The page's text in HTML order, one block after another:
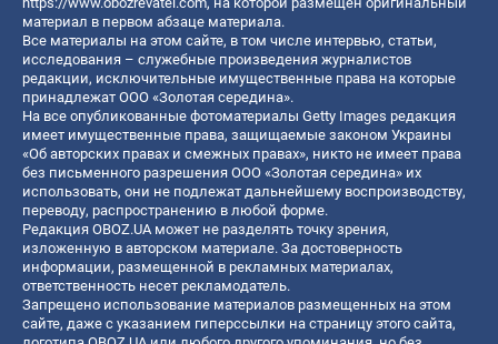
материал в первом абзаце материала.
Все материалы на этом сайте, в том числе интервью, статьи,
исследования – служебные произведения журналистов
редакции, исключительные имущественные права на которые
принадлежат ООО «Золотая середина».
На все опубликованные фотоматериалы Getty Images редакция
имеет имущественные права, защищаемые законом Украины
«Об авторских правах и смежных правах», никто не имеет права
без письменного разрешения ООО «Золотая середина» их
использовать, они не подлежат дальнейшему воспроизводству,
переводу, распространению в любой форме.
Редакция OBOZ.UA может не разделять точку зрения,
изложенную в авторском материале. За достоверность
информации, размещенной в рекламных материалах,
ответственность несет рекламодатель.
Запрещено использование материалов размещенных на этом
сайте, даже с указанием гиперссылки на страницу этого сайта,